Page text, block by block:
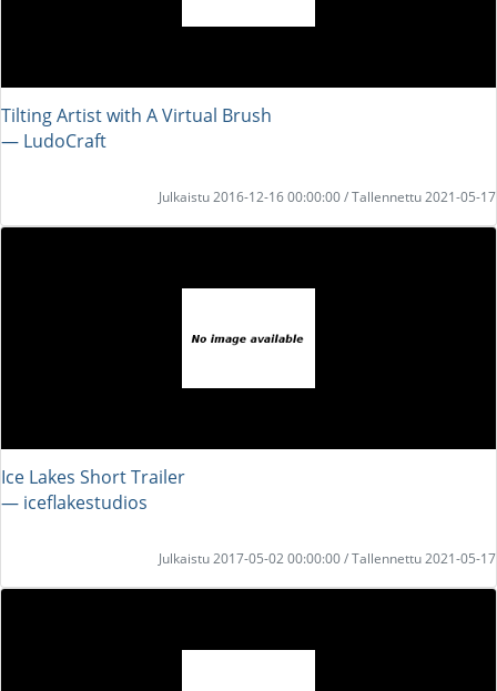
Tilting Artist with A Virtual Brush
― LudoCraft
Julkaistu 2016-12-16 00:00:00 / Tallennettu 2021-05-17
Ice Lakes Short Trailer
― iceflakestudios
Julkaistu 2017-05-02 00:00:00 / Tallennettu 2021-05-17